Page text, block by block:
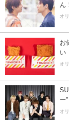
ん
オ
お
い
オ
ー”
オ